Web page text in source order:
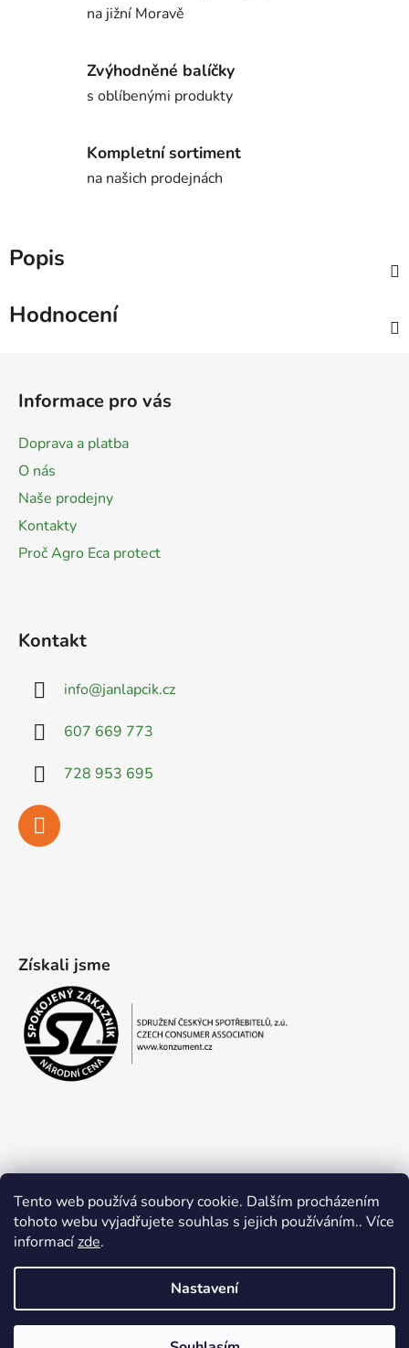
Tento web používá soubory cookie. Dalším procházením
tohoto webu vyjadřujete souhlas s jejich používáním.. Více
informacízde.
Nastavení
na jižní Moravě
Zvýhodněné balíčky
s oblíbenými produkty
Kompletní sortiment
na našich prodejnách
Popis
Hodnocení
Informace pro vás
Doprava a platba
O nás
Naše prodejny
Kontakty
Proč Agro Eca protect
Kontakt
info@janlapcik.cz
607 669 773
728 953 695
Získali jsme
Obchodní podmínky Ochrana osobních údajů